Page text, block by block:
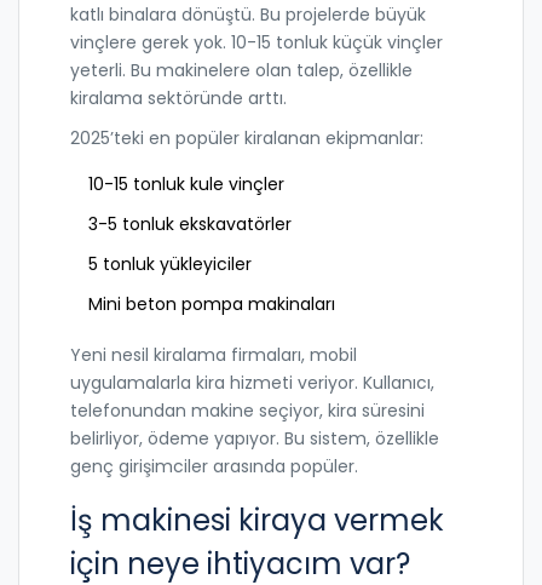
katlı binalara dönüştü. Bu projelerde büyük
vinçlere gerek yok. 10-15 tonluk küçük vinçler
yeterli. Bu makinelere olan talep, özellikle
kiralama sektöründe arttı.
2025’teki en popüler kiralanan ekipmanlar:
10-15 tonluk kule vinçler
3-5 tonluk ekskavatörler
5 tonluk yükleyiciler
Mini beton pompa makinaları
Yeni nesil kiralama firmaları, mobil
uygulamalarla kira hizmeti veriyor. Kullanıcı,
telefonundan makine seçiyor, kira süresini
belirliyor, ödeme yapıyor. Bu sistem, özellikle
genç girişimciler arasında popüler.
İş makinesi kiraya vermek
için neye ihtiyacım var?